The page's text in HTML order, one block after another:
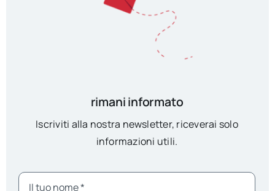
rimani informato
Iscriviti alla nostra newsletter, riceverai solo
informazioni utili.